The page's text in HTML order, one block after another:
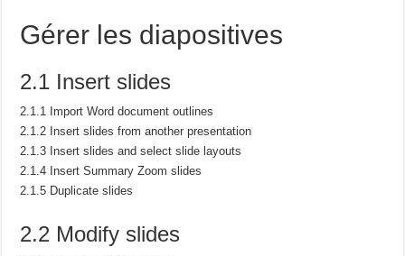
Gérer les diapositives
2.1 Insert slides
2.1.1 Import Word document outlines
2.1.2 Insert slides from another presentation
2.1.3 Insert slides and select slide layouts
2.1.4 Insert Summary Zoom slides
2.1.5 Duplicate slides
2.2 Modify slides